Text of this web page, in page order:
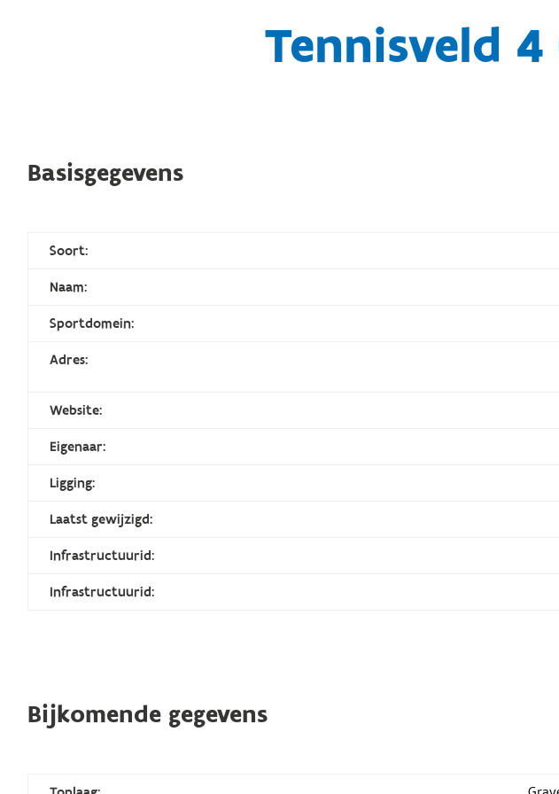
Tennisveld 4
Basisgegevens
Soort:
Naam:
Sportdomein:
Adres:
Website:
Eigenaar:
Ligging:
Laatst gewijzigd:
Infrastructuurid:
Infrastructuurid:
Bijkomende gegevens